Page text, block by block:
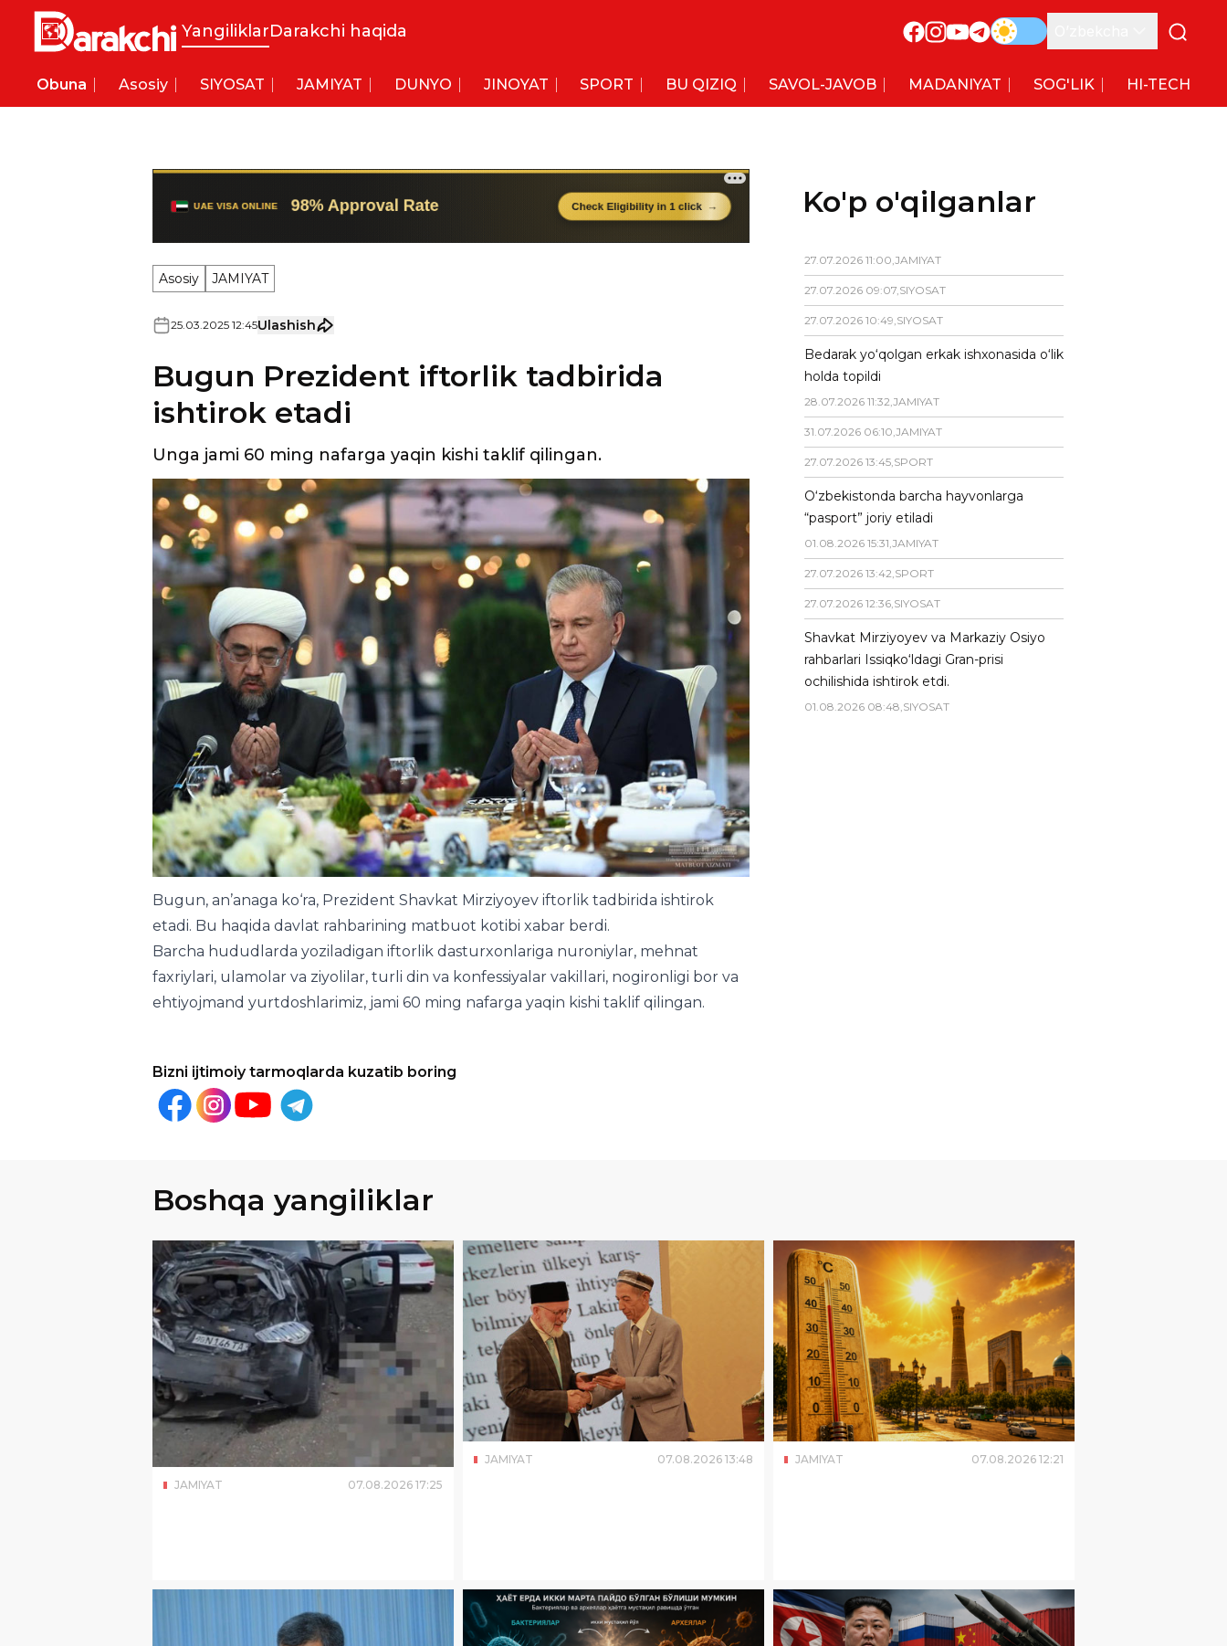
YangiliklarDarakchi haqida
Obuna Asosiy SIYOSAT JAMIYAT DUNYO JINOYAT SPORT BU QIZIQ SAVOL-JAVOB MADANIYAT SOG'LIK HI-TECH
Asosiy JAMIYAT
Bugun Prezident iftorlik tadbirida
ishtirok etadi
Unga jami 60 ming nafarga yaqin kishi taklif qilingan.
Bugun, an’anaga ko‘ra, Prezident Shavkat Mirziyoyev iftorlik tadbirida ishtirok
etadi. Bu haqida davlat rahbarining matbuot kotibi xabar berdi.
Barcha hududlarda yoziladigan iftorlik dasturxonlariga nuroniylar, mehnat
faxriylari, ulamolar va ziyolilar, turli din va konfessiyalar vakillari, nogironligi bor va
ehtiyojmand yurtdoshlarimiz, jami 60 ming nafarga yaqin kishi taklif qilingan.
Bizni ijtimoiy tarmoqlarda kuzatib boring
Ko'p o'qilganlar
27.07.2026 11:00,JAMIYAT
27.07.2026 09:07,SIYOSAT
27.07.2026 10:49,SIYOSAT
Bedarak yo‘qolgan erkak ishxonasida o‘lik
holda topildi
28.07.2026 11:32,JAMIYAT
31.07.2026 06:10,JAMIYAT
27.07.2026 13:45,SPORT
O‘zbekistonda barcha hayvonlarga
“pasport” joriy etiladi
01.08.2026 15:31,JAMIYAT
27.07.2026 13:42,SPORT
27.07.2026 12:36,SIYOSAT
Shavkat Mirziyoyev va Markaziy Osiyo
rahbarlari Issiqko‘ldagi Gran-prisi
ochilishida ishtirok etdi.
01.08.2026 08:48,SIYOSAT
Boshqa yangiliklar
JAMIYAT 2026 17: 25
JAMIYAT 07.08 JAMIYAT 07.08.2026 12:21